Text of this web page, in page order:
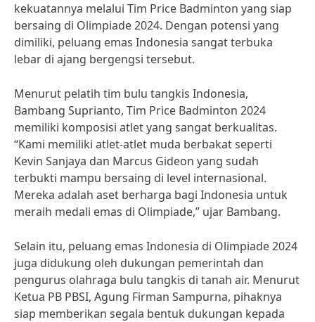
kekuatannya melalui Tim Price Badminton yang siap
bersaing di Olimpiade 2024. Dengan potensi yang
dimiliki, peluang emas Indonesia sangat terbuka
lebar di ajang bergengsi tersebut.
Menurut pelatih tim bulu tangkis Indonesia,
Bambang Suprianto, Tim Price Badminton 2024
memiliki komposisi atlet yang sangat berkualitas.
“Kami memiliki atlet-atlet muda berbakat seperti
Kevin Sanjaya dan Marcus Gideon yang sudah
terbukti mampu bersaing di level internasional.
Mereka adalah aset berharga bagi Indonesia untuk
meraih medali emas di Olimpiade,” ujar Bambang.
Selain itu, peluang emas Indonesia di Olimpiade 2024
juga didukung oleh dukungan pemerintah dan
pengurus olahraga bulu tangkis di tanah air. Menurut
Ketua PB PBSI, Agung Firman Sampurna, pihaknya
siap memberikan segala bentuk dukungan kepada